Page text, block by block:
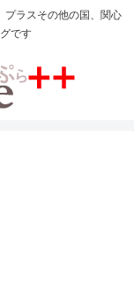
プラスその他の国、関心
です